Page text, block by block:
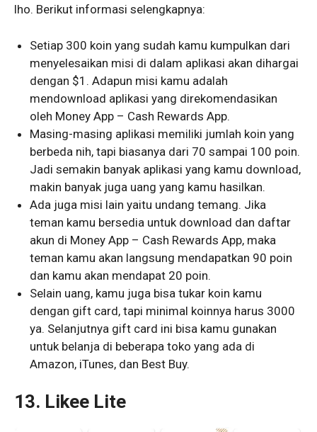
lho. Berikut informasi selengkapnya:
Setiap 300 koin yang sudah kamu kumpulkan dari
menyelesaikan misi di dalam aplikasi akan dihargai
dengan $1. Adapun misi kamu adalah
mendownload aplikasi yang direkomendasikan
oleh Money App – Cash Rewards App.
Masing-masing aplikasi memiliki jumlah koin yang
berbeda nih, tapi biasanya dari 70 sampai 100 poin.
Jadi semakin banyak aplikasi yang kamu download,
makin banyak juga uang yang kamu hasilkan.
Ada juga misi lain yaitu undang temang. Jika
teman kamu bersedia untuk download dan daftar
akun di Money App – Cash Rewards App, maka
teman kamu akan langsung mendapatkan 90 poin
dan kamu akan mendapat 20 poin.
Selain uang, kamu juga bisa tukar koin kamu
dengan gift card, tapi minimal koinnya harus 3000
ya. Selanjutnya gift card ini bisa kamu gunakan
untuk belanja di beberapa toko yang ada di
Amazon, iTunes, dan Best Buy.
13. Likee Lite